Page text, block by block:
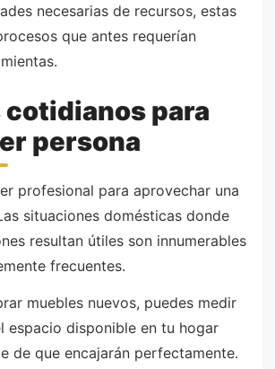
necesarias de recursos, estas
que antes requerían
cotidianos para
persona
profesional para aprovechar una
situaciones domésticas donde
resultan útiles son innumerables
frecuentes.
muebles nuevos, puedes medir
espacio disponible en tu hogar
de que encajarán perfectamente.